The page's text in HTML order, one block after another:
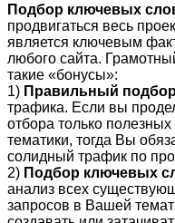
Подбор ключевых
продвигаться весь
является ключевым
любого сайта.
такие «бонусы»:
1) Правильный
трафика. Если вы
отбора только
тематики, тогда Вы
солидный трафик по
2) Подбор ключевых
анализ всех
запросов в Вашей